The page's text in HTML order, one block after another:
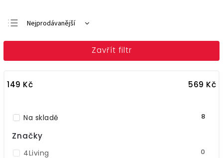
Doporučujeme
Nejprodávanější
Abecedně
Zavřít filtr
149 Kč 569 Kč
Na skladě 8
Značky
4Living 0